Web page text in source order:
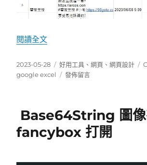
閱讀全文〈工作效率提升 – 使用
發
佈
2023-05-28
分
類
好用工具 、網頁 、網頁設計
google excel
在
率
升
發佈留言
Base64String 圖
fancybox 打開